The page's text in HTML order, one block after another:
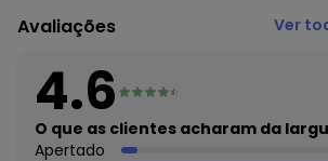
maio/2026
abril/2026
março/2026
fevereiro/2026
Avaliações Ver
4.6
O que as clientes acharam da
Apertado